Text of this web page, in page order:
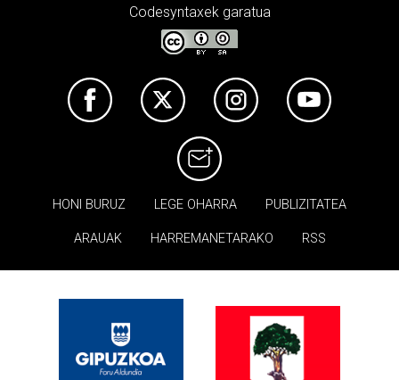
Codesyntaxek garatua
HONI BURUZ LEGE OHARRA PUBLIZITATEA
ARAUAK HARREMANETARAKO RSS